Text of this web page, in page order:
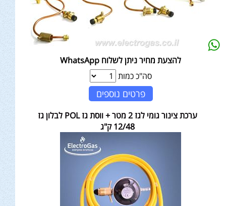
להצעת מחיר ניתן לשלוח WhatsApp
סה"כ כמות
פרטים נוספים
ערכת צינור גומי לגז 2 מטר + ווסת גז POL לבלון גז
12/48 ק"ג